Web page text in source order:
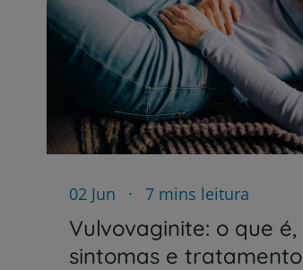
02 Jun 7 mins leitura
Vulvovaginite: o que é,
sintomas e tratamento